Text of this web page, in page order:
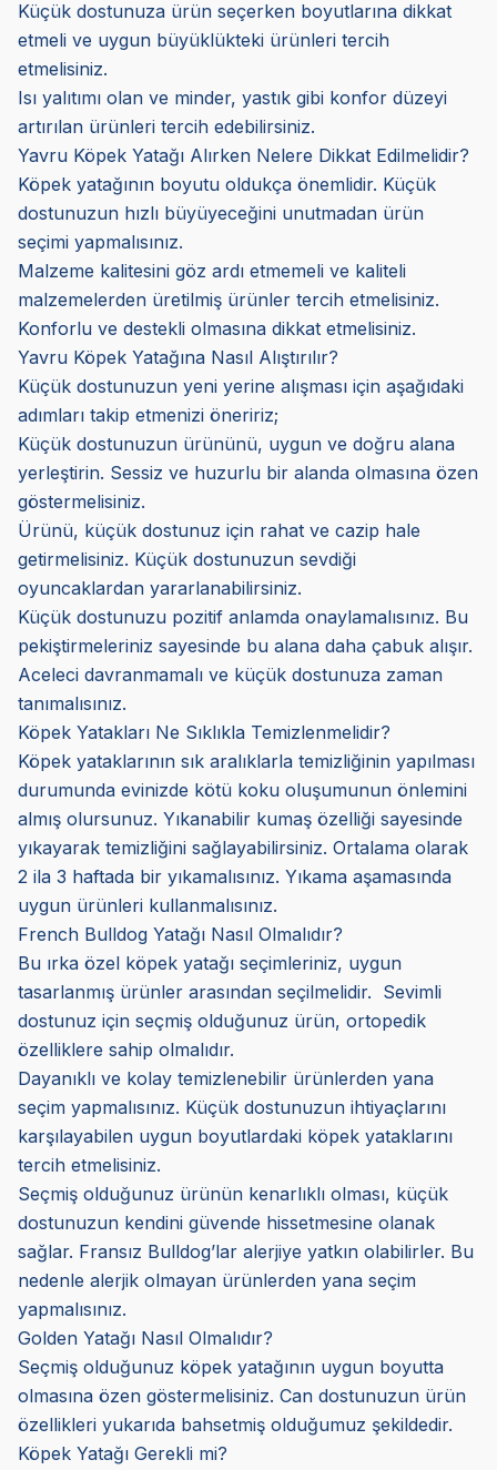
Küçük dostunuza ürün seçerken boyutlarına dikkat
etmeli ve uygun büyüklükteki ürünleri tercih
etmelisiniz.
Isı yalıtımı olan ve minder, yastık gibi konfor düzeyi
artırılan ürünleri tercih edebilirsiniz.
Yavru Köpek Yatağı Alırken Nelere Dikkat Edilmelidir?
Köpek yatağının boyutu oldukça önemlidir. Küçük
dostunuzun hızlı büyüyeceğini unutmadan ürün
seçimi yapmalısınız.
Malzeme kalitesini göz ardı etmemeli ve kaliteli
malzemelerden üretilmiş ürünler tercih etmelisiniz.
Konforlu ve destekli olmasına dikkat etmelisiniz.
Yavru Köpek Yatağına Nasıl Alıştırılır?
Küçük dostunuzun yeni yerine alışması için aşağıdaki
adımları takip etmenizi öneririz;
Küçük dostunuzun ürününü, uygun ve doğru alana
yerleştirin. Sessiz ve huzurlu bir alanda olmasına özen
göstermelisiniz.
Ürünü, küçük dostunuz için rahat ve cazip hale
getirmelisiniz. Küçük dostunuzun sevdiği
oyuncaklardan yararlanabilirsiniz.
Küçük dostunuzu pozitif anlamda onaylamalısınız. Bu
pekiştirmeleriniz sayesinde bu alana daha çabuk alışır.
Aceleci davranmamalı ve küçük dostunuza zaman
tanımalısınız.
Köpek Yatakları Ne Sıklıkla Temizlenmelidir?
Köpek yataklarının sık aralıklarla temizliğinin yapılması
durumunda evinizde kötü koku oluşumunun önlemini
almış olursunuz. Yıkanabilir kumaş özelliği sayesinde
yıkayarak temizliğini sağlayabilirsiniz. Ortalama olarak
2 ila 3 haftada bir yıkamalısınız. Yıkama aşamasında
uygun ürünleri kullanmalısınız.
French Bulldog Yatağı Nasıl Olmalıdır?
Bu ırka özel köpek yatağı seçimleriniz, uygun
tasarlanmış ürünler arasından seçilmelidir. Sevimli
dostunuz için seçmiş olduğunuz ürün, ortopedik
özelliklere sahip olmalıdır.
Dayanıklı ve kolay temizlenebilir ürünlerden yana
seçim yapmalısınız. Küçük dostunuzun ihtiyaçlarını
karşılayabilen uygun boyutlardaki köpek yataklarını
tercih etmelisiniz.
Seçmiş olduğunuz ürünün kenarlıklı olması, küçük
dostunuzun kendini güvende hissetmesine olanak
sağlar. Fransız Bulldog’lar alerjiye yatkın olabilirler. Bu
nedenle alerjik olmayan ürünlerden yana seçim
yapmalısınız.
Golden Yatağı Nasıl Olmalıdır?
Seçmiş olduğunuz köpek yatağının uygun boyutta
olmasına özen göstermelisiniz. Can dostunuzun ürün
özellikleri yukarıda bahsetmiş olduğumuz şekildedir.
Köpek Yatağı Gerekli mi?